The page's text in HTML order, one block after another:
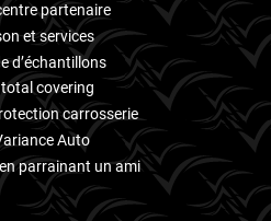
partenaire
et services
d’échantillons
covering
carrosserie
Auto
parrainant un ami